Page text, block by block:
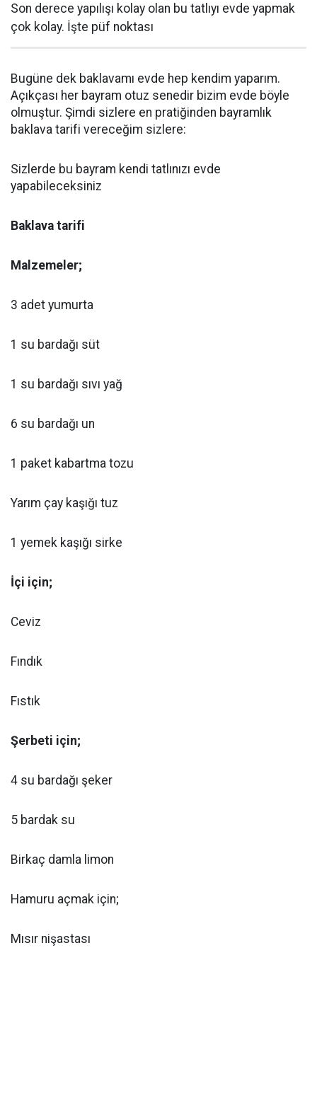
Son derece yapılışı kolay olan bu tatlıyı evde yapmak
çok kolay. İşte püf noktası
Bugüne dek baklavamı evde hep kendim yaparım.
Açıkçası her bayram otuz senedir bizim evde böyle
olmuştur. Şimdi sizlere en pratiğinden bayramlık
baklava tarifi vereceğim sizlere:
Sizlerde bu bayram kendi tatlınızı evde
yapabileceksiniz
Baklava tarifi
Malzemeler;
3 adet yumurta
1 su bardağı süt
1 su bardağı sıvı yağ
6 su bardağı un
1 paket kabartma tozu
Yarım çay kaşığı tuz
1 yemek kaşığı sirke
İçi için;
Ceviz
Fındık
Fıstık
Şerbeti için;
4 su bardağı şeker
5 bardak su
Birkaç damla limon
Hamuru açmak için;
Mısır nişastası